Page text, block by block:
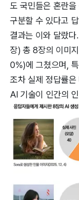
도 국민들은 혼란
구분할 수 있다고
결과는 이와 달랐
장) 총 8장의 이미
0%)에 그쳤으며,
조차 실제 정답률
AI 기술이 인간의